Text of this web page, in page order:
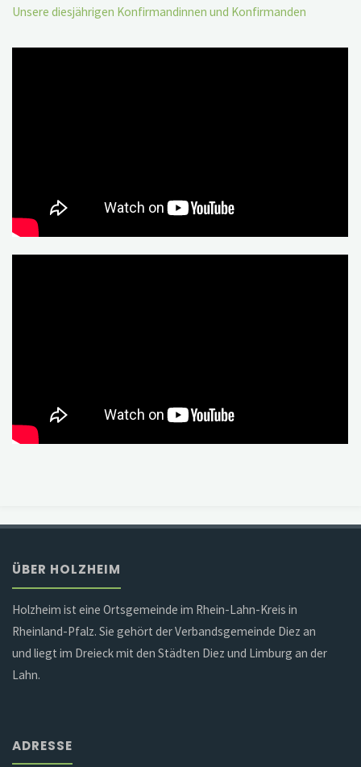
Unsere diesjährigen Konfirmandinnen und Konfirmanden
ÜBER HOLZHEIM
Holzheim ist eine Ortsgemeinde im Rhein-Lahn-Kreis in
Rheinland-Pfalz. Sie gehört der Verbandsgemeinde Diez an
und liegt im Dreieck mit den Städten Diez und Limburg an der
Lahn.
ADRESSE